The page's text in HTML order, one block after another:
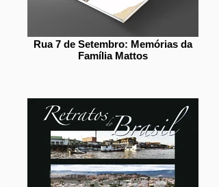
Rua 7 de Setembro: Memórias da
Família Mattos